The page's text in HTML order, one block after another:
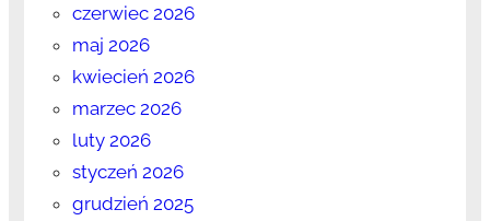
czerwiec 2026
maj 2026
kwiecień 2026
marzec 2026
luty 2026
styczeń 2026
grudzień 2025